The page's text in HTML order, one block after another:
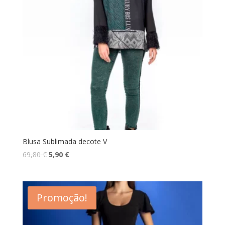
Blusa Sublimada decote V
69,80€ O
era:
69,80 €.
5,90 €O
é:
5,90 €.
Promoção!